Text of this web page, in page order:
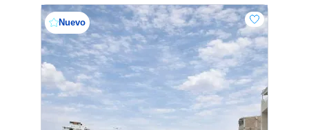
Nuevo